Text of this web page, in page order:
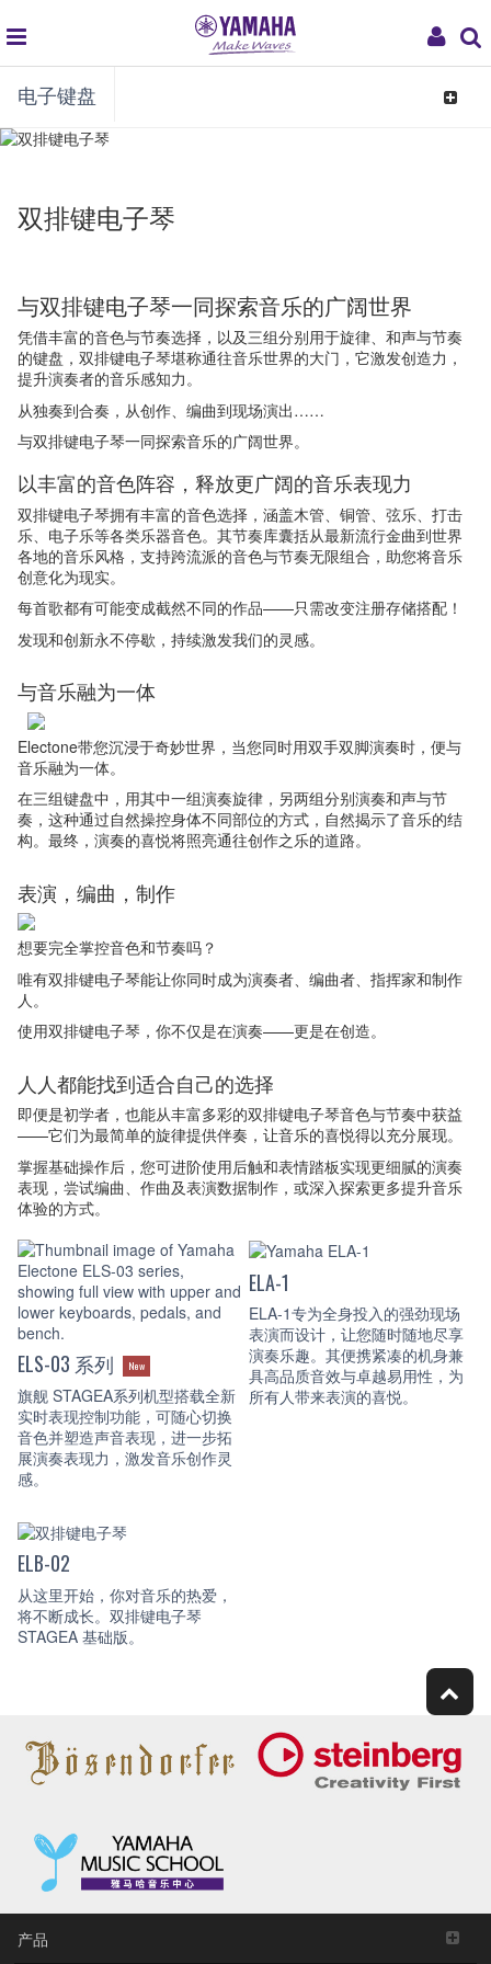
My
global
navigation
电子键盘
Toggle
双排键电子琴
与双排键电子琴一同探索音乐的广阔世界
凭借丰富的音色与节奏选择，以及三组分别用于旋律、和声与节奏
的键盘，双排键电子琴堪称通往音乐世界的大门，它激发创造力，
提升演奏者的音乐感知力。
从独奏到合奏，从创作、编曲到现场演出……
与双排键电子琴一同探索音乐的广阔世界。
以丰富的音色阵容，释放更广阔的音乐表现力
双排键电子琴拥有丰富的音色选择，涵盖木管、铜管、弦乐、打击
乐、电子乐等各类乐器音色。其节奏库囊括从最新流行金曲到世界
各地的音乐风格，支持跨流派的音色与节奏无限组合，助您将音乐
创意化为现实。
每首歌都有可能变成截然不同的作品——只需改变注册存储搭配！
发现和创新永不停歇，持续激发我们的灵感。
与音乐融为一体
Electone带您沉浸于奇妙世界，当您同时用双手双脚演奏时，便与
音乐融为一体。
在三组键盘中，用其中一组演奏旋律，另两组分别演奏和声与节
奏，这种通过自然操控身体不同部位的方式，自然揭示了音乐的结
构。最终，演奏的喜悦将照亮通往创作之乐的道路。
表演，编曲，制作
想要完全掌控音色和节奏吗？
唯有双排键电子琴能让你同时成为演奏者、编曲者、指挥家和制作
人。
使用双排键电子琴，你不仅是在演奏——更是在创造。
人人都能找到适合自己的选择
即便是初学者，也能从丰富多彩的双排键电子琴音色与节奏中获益
——它们为最简单的旋律提供伴奏，让音乐的喜悦得以充分展现。
掌握基础操作后，您可进阶使用后触和表情踏板实现更细腻的演奏
表现，尝试编曲、作曲及表演数据制作，或深入探索更多提升音乐
体验的方式。
ELS-03 系列 New
旗舰 STAGEA系列机型搭载全新
实时表现控制功能，可随心切换
音色并塑造声音表现，进一步拓
展演奏表现力，激发音乐创作灵
感。
ELA-1
ELA-1专为全身投入的强劲现场
表演而设计，让您随时随地尽享
演奏乐趣。其便携紧凑的机身兼
具高品质音效与卓越易用性，为
所有人带来表演的喜悦。
ELB-02
从这里开始，你对音乐的热爱，
将不断成长。双排键电子琴
STAGEA 基础版。
产品